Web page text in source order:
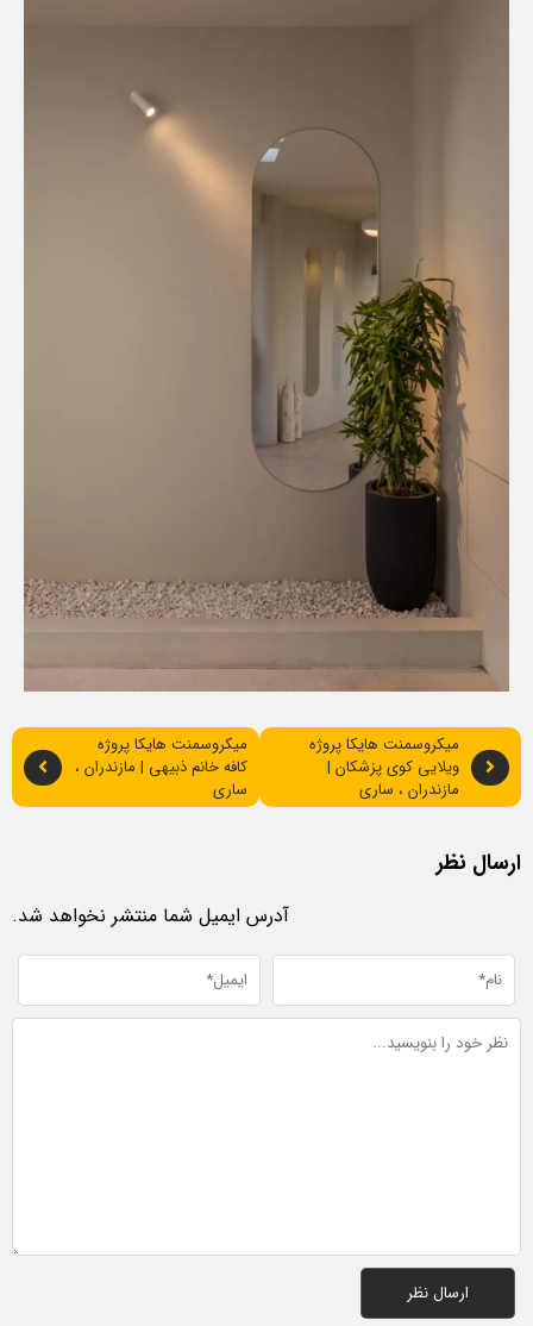
میکروسمنت هایکا پروژه
ویلایی کوی پزشکان |
مازندران ، ساری
میکروسمنت هایکا پروژه
کافه خانم ذبیهی | مازندران ،
ساری
ارسال نظر
آدرس ایمیل شما منتشر نخواهد شد.